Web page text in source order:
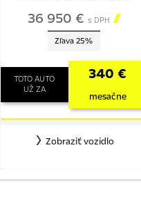
36 950 € s DPH 
Zľava 25%
TOTO AUTO
UŽ ZA
340 €
mesačne
Zobraziť vozidlo